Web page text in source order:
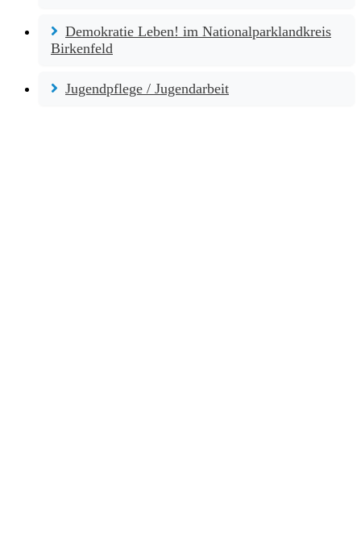
Demokratie Leben! im Nationalparklandkreis
Birkenfeld
Jugendpflege / Jugendarbeit